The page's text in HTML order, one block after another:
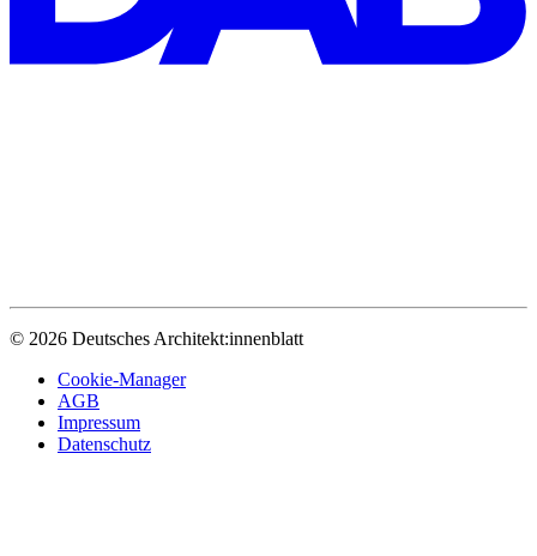
© 2026 Deutsches Architekt:innenblatt
Cookie-Manager
AGB
Impressum
Datenschutz